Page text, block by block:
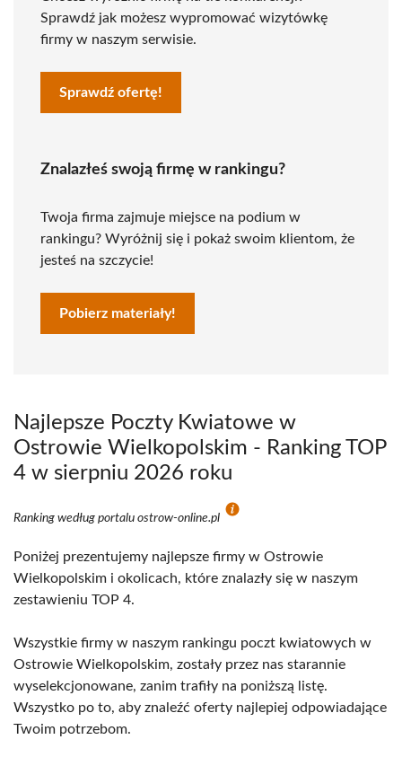
Sprawdź jak możesz wypromować wizytówkę
firmy w naszym serwisie.
Sprawdź ofertę!
Znalazłeś swoją firmę w rankingu?
Twoja firma zajmuje miejsce na podium w
rankingu? Wyróżnij się i pokaż swoim klientom, że
jesteś na szczycie!
Pobierz materiały!
Najlepsze Poczty Kwiatowe w
Ostrowie Wielkopolskim - Ranking TOP
4 w sierpniu 2026 roku
Ranking według portalu ostrow-online.pl
Poniżej prezentujemy najlepsze firmy w Ostrowie
Wielkopolskim i okolicach, które znalazły się w naszym
zestawieniu TOP 4.
Wszystkie firmy w naszym rankingu poczt kwiatowych w
Ostrowie Wielkopolskim, zostały przez nas starannie
wyselekcjonowane, zanim trafiły na poniższą listę.
Wszystko po to, aby znaleźć oferty najlepiej odpowiadające
Twoim potrzebom.